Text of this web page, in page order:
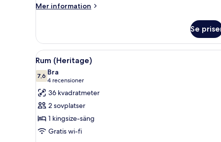
Mer information
Mer
eller
tvåbäddsrum
Se
Öppna
alla
foton
för
Rum
(Heritage)
Ett modernt vardagsrum
4
Rum (Heritage)
7,67,6 av 10
Bra
4 recensioner
(4 recensioner)
36 kvadratmeter
2 sovplatser
1 kingsize-säng
Gratis wi-fi